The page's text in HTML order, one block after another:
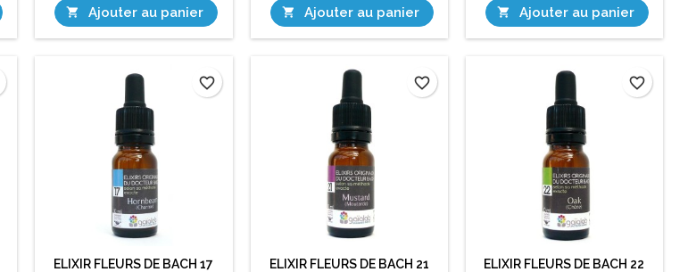
 Ajouter au panier  Ajouter au panier  Ajouter au panier
ELIXIR FLEURS DE BACH 17
favorite_border
ELIXIR FLEURS DE BACH 21
favorite_border
ELIXIR FLEURS DE BACH 22
favorite_border